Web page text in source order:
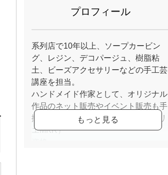
プロフィール
系列店で10年以上、ソープカービン
グ、レジン、デコパージュ、樹脂粘
土、ビーズアクセサリーなどの手工芸
講座を担当。
ハンドメイド作家として、オリジナル
作品のネット販売やイベント販売も手
掛けています。（Tenshi-box、アトリ
エMKR）